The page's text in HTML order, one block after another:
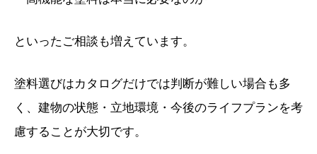
といったご相談も増えています。
塗料選びはカタログだけでは判断が難しい場合も多
く、建物の状態・立地環境・今後のライフプランを考
慮することが大切です。